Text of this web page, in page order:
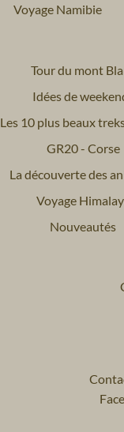
Voyage Namibie
Tour du mont
Idées de
Les 10 plus beaux
GR20 - Corse
La découverte des
Voyage
Nouveautés